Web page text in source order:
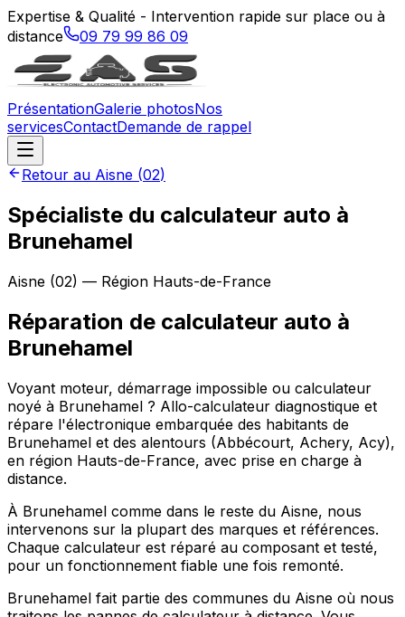
Expertise & Qualité - Intervention rapide sur place ou à
distance
09 79 99 86 09
PrésentationGalerie photosNos
servicesContactDemande de rappel
Retour au Aisne (02)
Spécialiste du calculateur auto à
Brunehamel
Aisne (02) — Région Hauts-de-France
Réparation de calculateur auto à
Brunehamel
Voyant moteur, démarrage impossible ou calculateur
noyé à Brunehamel ? Allo-calculateur diagnostique et
répare l'électronique embarquée des habitants de
Brunehamel et des alentours (Abbécourt, Achery, Acy),
en région Hauts-de-France, avec prise en charge à
distance.
À Brunehamel comme dans le reste du Aisne, nous
intervenons sur la plupart des marques et références.
Chaque calculateur est réparé au composant et testé,
pour un fonctionnement fiable une fois remonté.
Brunehamel fait partie des communes du Aisne où nous